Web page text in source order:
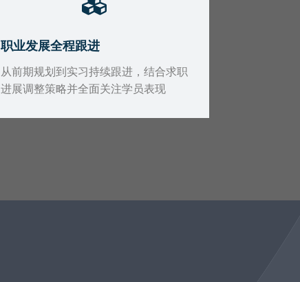
职业发展全程跟进
从前期规划到实习持续跟进，结合求职
进展调整策略并全面关注学员表现